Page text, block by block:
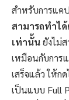
สำหรับการแค
สามารถทำไ
เท่านั้นยังไม่
เหมือนกับการ
เสร็จแล้ว ให้ก
เป็นแบบ Full